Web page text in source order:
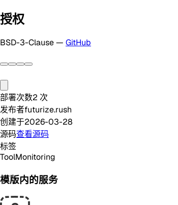
授权
BSD-3-Clause — GitHub
部署次数2 次
发布者futurize.rush
创建于2026-03-28
源码查看源码
标签
ToolMonitoring
模版内的服务